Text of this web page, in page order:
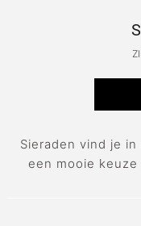
Sieraden vind je
een mooie